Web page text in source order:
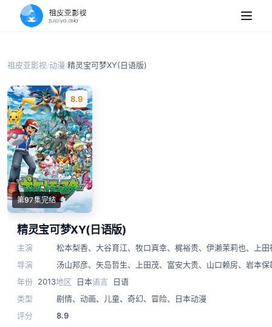
祖皮亚影视/动漫/精灵宝可梦XY(日语版)
8.9
第97集完结
精灵宝可梦XY(日语版)
主演 松本梨香、 大谷育江、 牧口真幸、 梶裕贵、 伊濑茉莉也、
上
导演
汤山邦彦、 矢岛哲生、 上田茂、 富安大贵、 山口赖房、 岩本保
年份 2013地区 日本语言
日语
类型
剧情、 动画、 儿童、 奇幻、 冒险、
日本动漫
评分
8.9